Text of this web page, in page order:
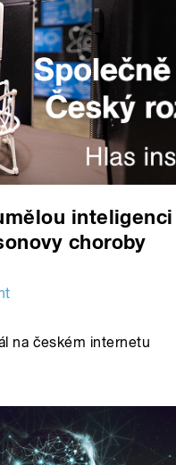
choroby
na českém internetu